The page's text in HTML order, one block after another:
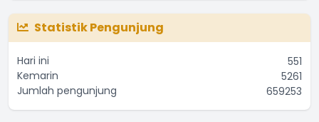
Statistik Pengunjung
Hari ini
551
Kemarin
5261
Jumlah pengunjung
659253